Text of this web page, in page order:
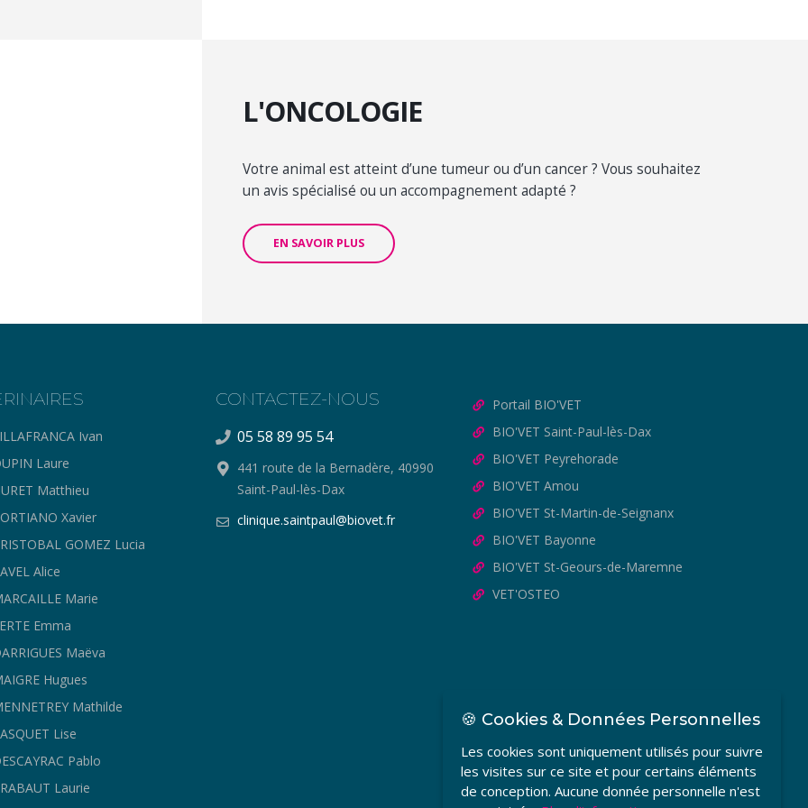
L'ONCOLOGIE
Votre animal est atteint d’une tumeur ou d’un cancer ? Vous souhaitez
un avis spécialisé ou un accompagnement adapté ?
EN SAVOIR PLUS
Ivan
Laure
Matthieu
Xavier
GOMEZ Lucia
Alice
Marie
Emma
Maëva
Hugues
Mathilde
Lise
Pablo
Laurie
CONTACTEZ-NOUS
05 58 89 95 54
441 route de la Bernadère, 40990
Saint-Paul-lès-Dax
clinique.saintpaul@biovet.fr
Portail BIO'VET
BIO'VET Saint-Paul-lès-Dax
BIO'VET Peyrehorade
BIO'VET Amou
BIO'VET St-Martin-de-Seignanx
BIO'VET Bayonne
BIO'VET St-Geours-de-Maremne
VET'OSTEO
🍪 Cookies & Données Personnelles
Les cookies sont uniquement utilisés pour suivre
les visites sur ce site et pour certains éléments
de conception. Aucune donnée personnelle n'est